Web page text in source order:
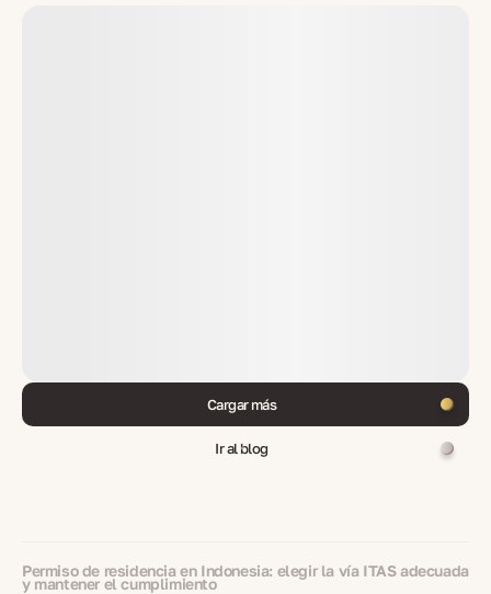
Cargar más
Ir al blog
Permiso de residencia en Indonesia: elegir la vía ITAS adecuada
y mantener el cumplimiento